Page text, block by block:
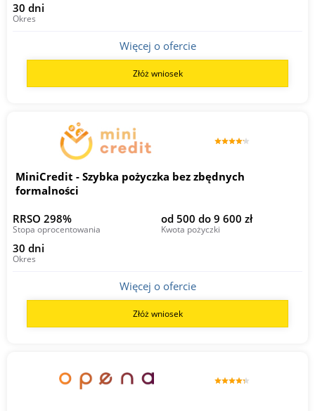
30 dni
Okres
Więcej o ofercie
Złóż wniosek
MiniCredit - Szybka pożyczka bez zbędnych
formalności
RRSO 298%
Stopa oprocentowania
od 500 do 9 600 zł
Kwota pożyczki
30 dni
Okres
Więcej o ofercie
Złóż wniosek